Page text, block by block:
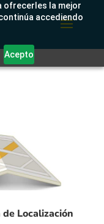
ofrecerles la mejor
accediendo
Acepto
Localización